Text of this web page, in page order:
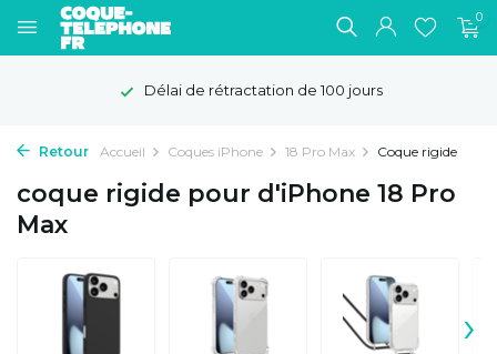
0
Délai de rétractation de 100 jours
Retour Accueil Coques iPhone 18 Pro Max Coque rigide
coque rigide pour d'iPhone 18 Pro
Max
›